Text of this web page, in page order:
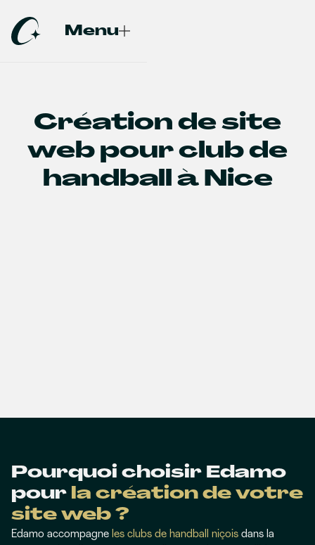
Menu
Création de site
web pour club de
handball à Nice
Pourquoi choisir Edamo
pour la création de votre
site web ?
Edamo accompagne les clubs de handball niçois dans la